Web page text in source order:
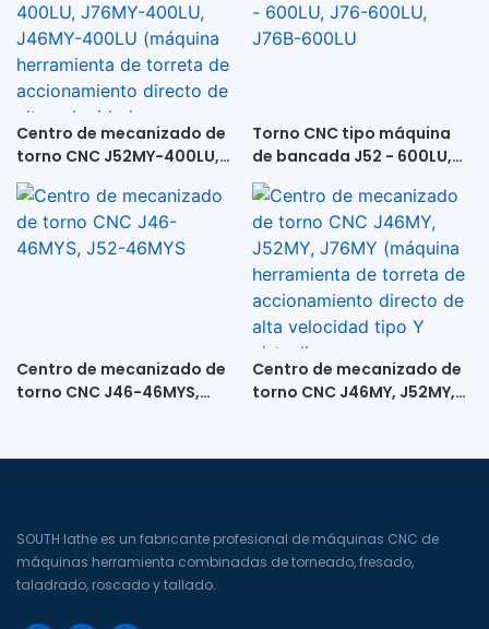
Centro de mecanizado de
torno CNC J52MY-400LU,
J76MY-400LU, J46MY-
400LU (máquina
herramienta de torreta de
accionamiento directo de
Torno CNC tipo máquina
de bancada J52 - 600LU,
J76-600LU, J76B-600LU
Centro de mecanizado de
torno CNC J46-46MYS,
Centro de mecanizado de
torno CNC J46MY, J52MY,
accionamiento directo de
SOUTH lathe es un fabricante profesional de máquinas CNC de
máquinas herramienta combinadas de torneado, fresado,
taladrado, roscado y tallado.